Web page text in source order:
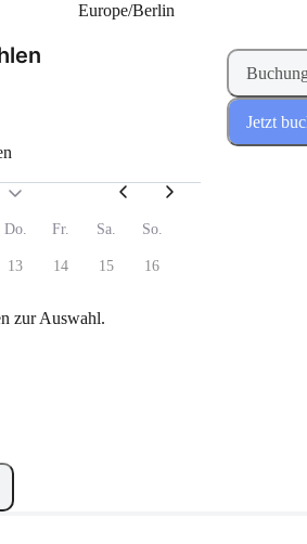
Europe/Berlin
Do. Fr. Sa. So.
13 14 15 16
zur Auswahl.
Jetzt